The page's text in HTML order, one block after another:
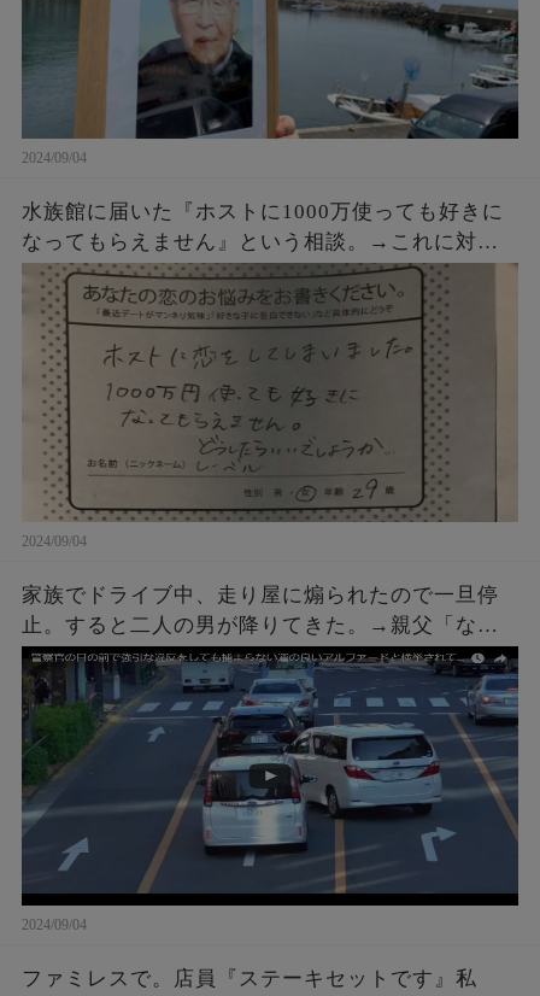
2024/09/04
水族館に届いた『ホストに1000万使っても好きに
なってもらえません』という相談。→これに対す
るクラゲ担当の飼育員からの回答が素晴らしすぎ
た・・・
2024/09/04
家族でドライブ中、走り屋に煽られたので一旦停
止。すると二人の男が降りてきた。→親父「なん
や、なんかあったんかい？」こちらも車を降りて
話しかけに行った結果ｗｗｗ
2024/09/04
ファミレスで。店員『ステーキセットです』私